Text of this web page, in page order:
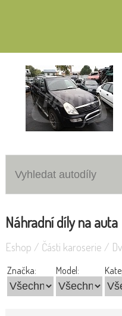
Náhradní díly na auta
Eshop / Části karoserie /
Značka: Model: